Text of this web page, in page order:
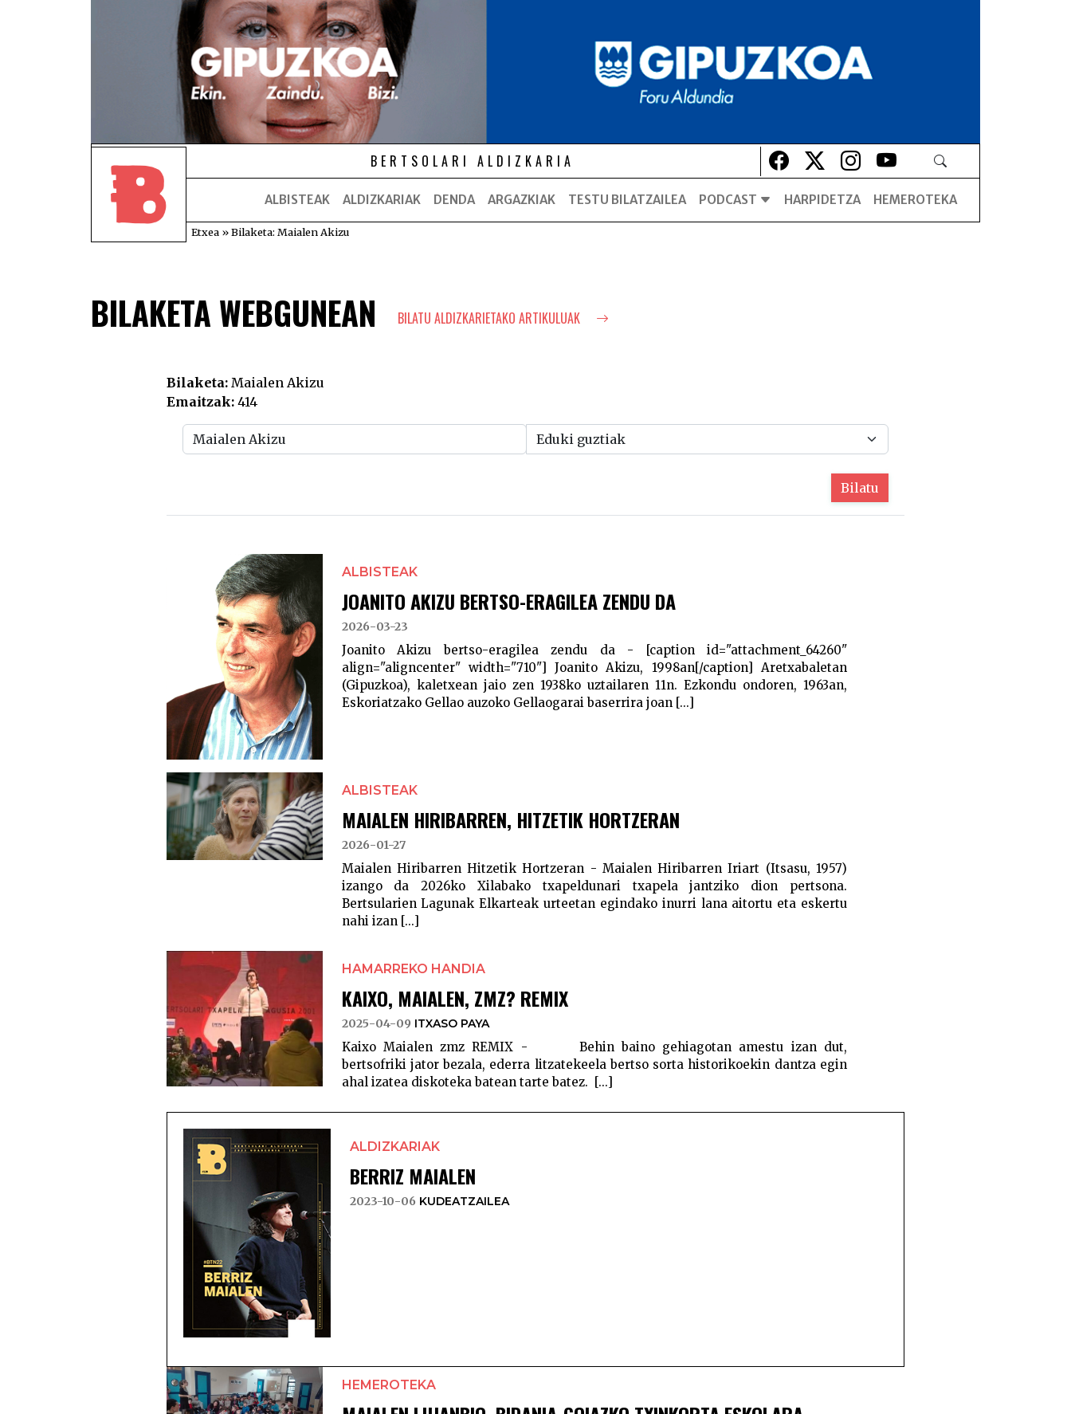
BERTSOLARI ALDIZKARIA Lehio berrian irekiko da
Lehio berrian irekiko da
Lehio berrian irekiko da
Lehio berrian irekiko da
ALBISTEAK ALDIZKARIAK DENDA ARGAZKIAK TESTU BILATZAILEA PODCAST HARPIDETZA HEMEROTEKA
Etxea »Bilaketa: Maialen Akizu
BILAKETA WEBGUNEAN BILATU ALDIZKARIETAKO ARTIKULUAK
Bilaketa: Maialen Akizu
Emaitzak: 414
Bilatu
ALBISTEAK
JOANITO AKIZU BERTSO-ERAGILEA ZENDU DA
2026-03-23
Joanito Akizu bertso-eragilea zendu da - [caption id="attachment_64260"
align="aligncenter" width="710"] Joanito Akizu, 1998an[/caption] Aretxabaletan
(Gipuzkoa), kaletxean jaio zen 1938ko uztailaren 11n. Ezkondu ondoren, 1963an,
Eskoriatzako Gellao auzoko Gellaogarai baserrira joan [...]
ALBISTEAK
MAIALEN HIRIBARREN, HITZETIK HORTZERAN
2026-01-27
Maialen Hiribarren Hitzetik Hortzeran - Maialen Hiribarren Iriart (Itsasu, 1957)
izango da 2026ko Xilabako txapeldunari txapela jantziko dion pertsona.
Bertsularien Lagunak Elkarteak urteetan egindako inurri lana aitortu eta eskertu
nahi izan [...]
HAMARREKO HANDIA
KAIXO, MAIALEN, ZMZ? REMIX
2025-04-09 ITXASO PAYA
Kaixo Maialen zmz REMIX - Behin baino gehiagotan amestu izan dut,
bertsofriki jator bezala, ederra litzatekeela bertso sorta historikoekin dantza egin
ahal izatea diskoteka batean tarte batez. [...]
ALDIZKARIAK
BERRIZ MAIALEN
2023-10-06 KUDEATZAILEA
HEMEROTEKA